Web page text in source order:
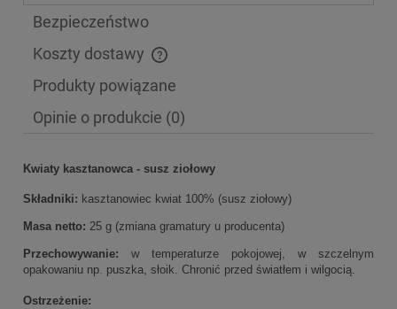
Bezpieczeństwo
Koszty dostawy
Cena nie zawiera ewentualnych kosztów płatności
Produkty powiązane
Opinie o produkcie (0)
Kwiaty kasztanowca - susz ziołowy
Składniki: kasztanowiec kwiat 100% (susz ziołowy)
Masa netto: 25 g (zmiana gramatury u producenta)
Przechowywanie: w temperaturze pokojowej, w szczelnym
opakowaniu np. puszka, słoik. Chronić przed światłem i wilgocią.
Ostrzeżenie: